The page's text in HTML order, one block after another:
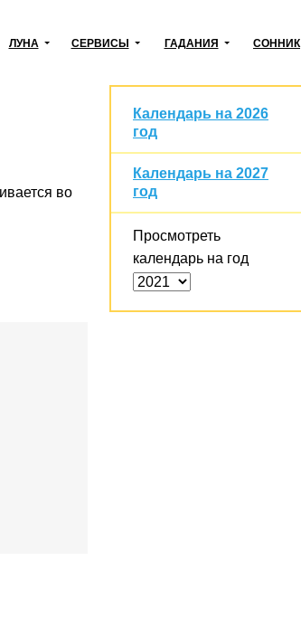
ЛУНА СЕРВИСЫ ГАДАНИЯ СОННИК
во
Календарь на 2026
год
Календарь на 2027
год
Просмотреть
календарь на год